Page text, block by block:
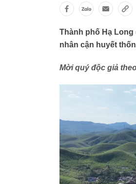
Thành phố Hạ
nhân cận huyết
Mời quý độc giả